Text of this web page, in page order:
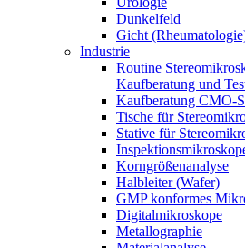
Dunkelfeld
Gicht
Industrie
Routine
Kaufberatung und
Kaufberatung CMO-
Tische für
Stative für
Korngrößenanalyse
Halbleiter (Wafer)
GMP konformes
Digitalmikroskope
Metallographie